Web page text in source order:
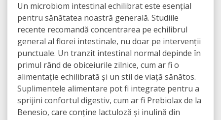
Un microbiom intestinal echilibrat este esențial
pentru sănătatea noastră generală. Studiile
recente recomandă concentrarea pe echilibrul
general al florei intestinale, nu doar pe intervenții
punctuale. Un tranzit intestinal normal depinde în
primul rând de obiceiurile zilnice, cum ar fi o
alimentație echilibrată și un stil de viață sănătos.
Suplimentele alimentare pot fi integrate pentru a
sprijini confortul digestiv, cum ar fi Prebiolax de la
Benesio, care conține lactuloză și inulină din